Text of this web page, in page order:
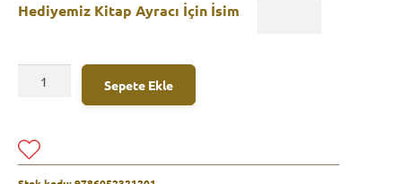
Hediyemiz Kitap Ayracı İçin İsim
Öğrenciler
İçin
adet
Sepete Ekle
n